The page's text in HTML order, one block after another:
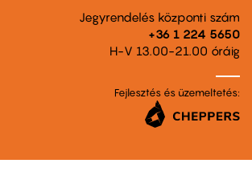
Jegyrendelés központi szám
+36 1 224 5650
H-V 13.00-21.00 óráig
Fejlesztés és üzemeltetés: